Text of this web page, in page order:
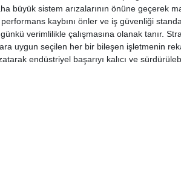
büyük sistem arızalarının önüne geçerek
kaybını önler ve iş güvenliği
verimlilikle çalışmasına olanak tanır.
uygun seçilen her bir bileşen işletmenin
endüstriyel başarıyı kalıcı ve